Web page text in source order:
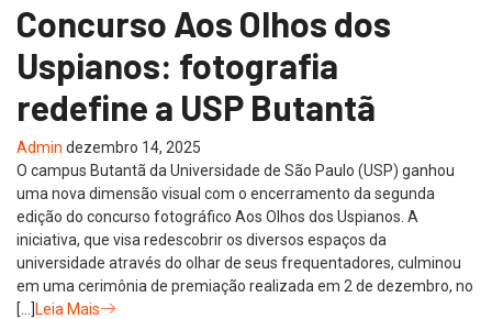
Concurso Aos Olhos dos
Uspianos: fotografia
redefine a USP Butantã
Admin dezembro 14, 2025
O campus Butantã da Universidade de São Paulo (USP) ganhou
uma nova dimensão visual com o encerramento da segunda
edição do concurso fotográfico Aos Olhos dos Uspianos. A
iniciativa, que visa redescobrir os diversos espaços da
universidade através do olhar de seus frequentadores, culminou
em uma cerimônia de premiação realizada em 2 de dezembro, no
[…]
Leia Mais